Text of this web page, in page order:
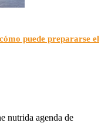
puede prepararse el
nutrida agenda de